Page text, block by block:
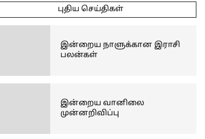
புதிய செய்திகள்
இன்றைய நாளுக்கான இராசி
பலன்கள்
இன்றைய வானிலை
முன்னறிவிப்பு